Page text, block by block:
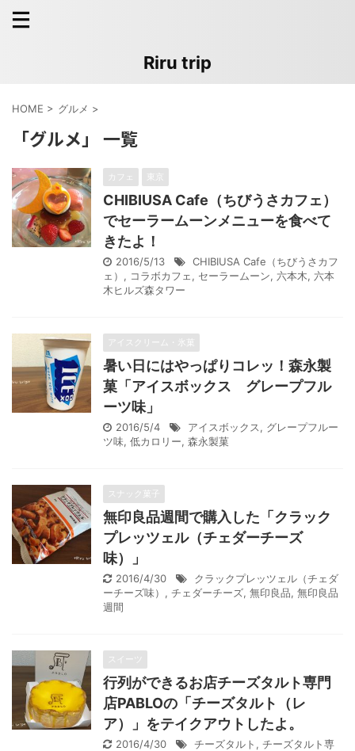
Riru trip
HOME > グルメ >
「グルメ」 一覧
カフェ 東京
CHIBIUSA Cafe（ちびうさカフェ）
でセーラームーンメニューを食べて
きたよ！
2016/5/13
CHIBIUSA Cafe（ちびうさカフ
ェ） , コラボカフェ, セーラームーン, 六本木, 六本
木ヒルズ森タワー
アイスクリーム・氷菓
暑い日にはやっぱりコレッ！森永製
菓「アイスボックス グレープフル
ーツ味」
2016/5/4 アイスボックス, グレープフルー
ツ味, 低カロリー, 森永製菓
スナック菓子
無印良品週間で購入した「クラック
プレッツェル（チェダーチーズ
味）」
2016/4/30
クラックプレッツェル（チェダ
ーチーズ味） , チェダーチーズ, 無印良品, 無印良品
週間
スイーツ
行列ができるお店チーズタルト専門
店PABLOの「チーズタルト（レ
ア）」をテイクアウトしたよ。
2016/4/30 チーズタルト , チーズタルト専